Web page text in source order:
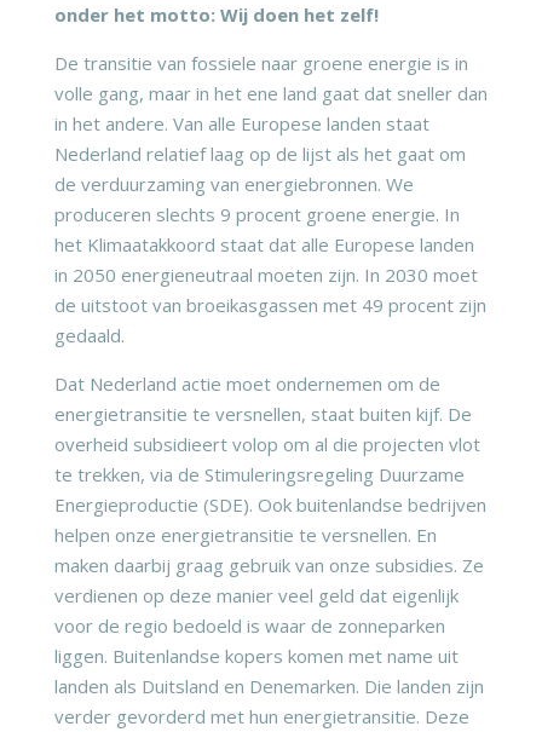
onder het motto: Wij doen het zelf!
De transitie van fossiele naar groene energie is in
volle gang, maar in het ene land gaat dat sneller dan
in het andere. Van alle Europese landen staat
Nederland relatief laag op de lijst als het gaat om
de verduurzaming van energiebronnen. We
produceren slechts 9 procent groene energie. In
het Klimaatakkoord staat dat alle Europese landen
in 2050 energieneutraal moeten zijn. In 2030 moet
de uitstoot van broeikasgassen met 49 procent zijn
gedaald.
Dat Nederland actie moet ondernemen om de
energietransitie te versnellen, staat buiten kijf. De
overheid subsidieert volop om al die projecten vlot
te trekken, via de Stimuleringsregeling Duurzame
Energieproductie (SDE). Ook buitenlandse bedrijven
helpen onze energietransitie te versnellen. En
maken daarbij graag gebruik van onze subsidies. Ze
verdienen op deze manier veel geld dat eigenlijk
voor de regio bedoeld is waar de zonneparken
liggen. Buitenlandse kopers komen met name uit
landen als Duitsland en Denemarken. Die landen zijn
verder gevorderd met hun energietransitie. Deze